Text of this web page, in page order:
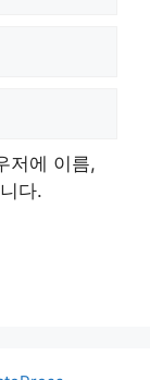
저에 이름,
다.